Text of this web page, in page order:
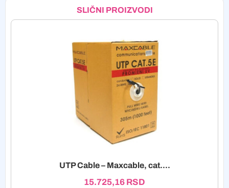
SLIČNI PROIZVODI
UTP Cable – Maxcable, cat....
15.725,16 RSD